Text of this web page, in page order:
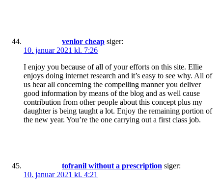
venlor cheap siger:
10. januar 2021 kl. 7:26
I enjoy you because of all of your efforts on this site. Ellie
enjoys doing internet research and it’s easy to see why. All of
us hear all concerning the compelling manner you deliver
good information by means of the blog and as well cause
contribution from other people about this concept plus my
daughter is being taught a lot. Enjoy the remaining portion of
the new year. You’re the one carrying out a first class job.
tofranil without a prescription siger:
10. januar 2021 kl. 4:21